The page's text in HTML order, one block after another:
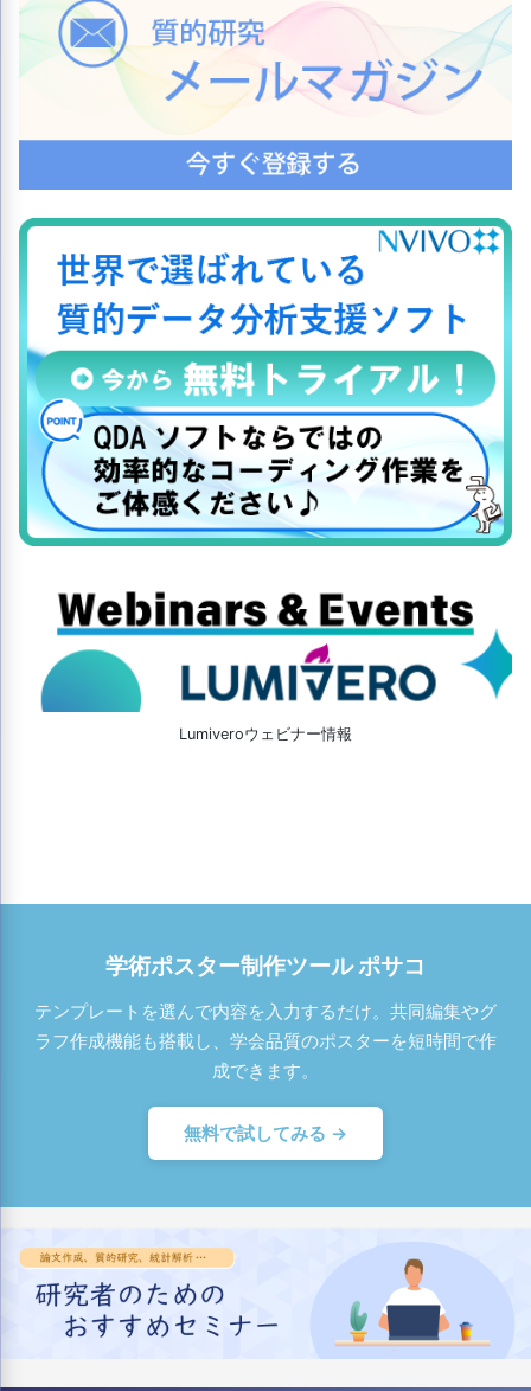
Lumiveroウェビナー情報
学術ポスター制作ツール ポサコ
テンプレートを選んで内容を入力するだけ。共同編集やグ
ラフ作成機能も搭載し、学会品質のポスターを短時間で作
成できます。
無料で試してみる →